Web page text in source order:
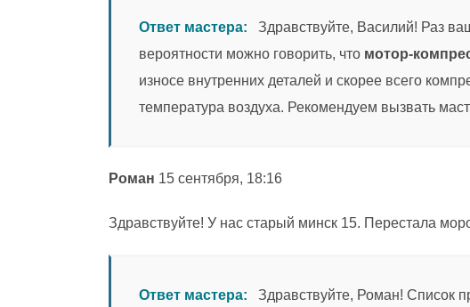
Ответ мастера: Здравствуйте, Василий! Раз
вероятности можно говорить, что мотор-
износе внутренних деталей и скорее всего
температура воздуха. Рекомендуем вызвать
Роман 15 сентября, 18:16
Здравствуйте! У нас старый минск 15. Перестала
Ответ мастера: Здравствуйте, Роман! Список